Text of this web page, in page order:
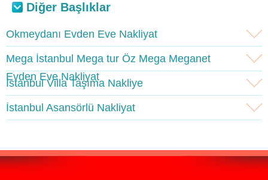
Diğer Başlıklar
Okmeydanı Evden Eve Nakliyat
Mega İstanbul Mega tur Öz Mega Meganet
Evden Eve Nakliyat
İstanbul Villa Taşıma Nakliye
İstanbul Asansörlü Nakliyat